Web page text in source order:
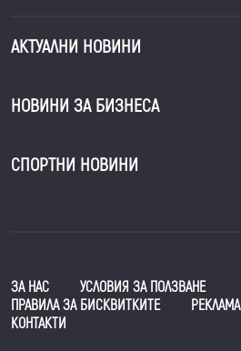
АКТУАЛНИ НОВИНИ
НОВИНИ ЗА БИЗНЕСА
СПОРТНИ НОВИНИ
ЗА НАС
УСЛОВИЯ ЗА ПОЛЗВАНЕ
ПРАВИЛА ЗА БИСКВИТКИТЕ
РЕКЛАМА
КОНТАКТИ